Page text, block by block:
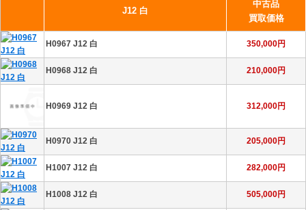
J12 白
中古品
買取価格
H0967 J12 白 350,000円
H0968 J12 白 210,000円
H0969 J12 白 312,000円
H0970 J12 白 205,000円
H1007 J12 白 282,000円
H1008 J12 白 505,000円